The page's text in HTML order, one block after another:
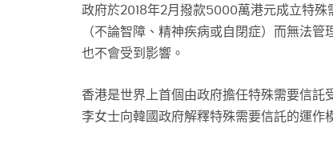
政府於2018年2月撥款5000萬港元成立特
（不論智障、精神疾病或自閉症）而無法
也不會受到影響。
香港是世界上首個由政府擔任特殊需要信
李女士向韓國政府解釋特殊需要信託的運作